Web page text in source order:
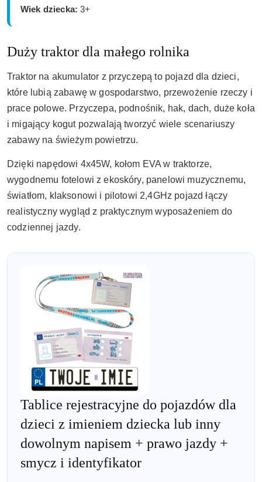
Wiek dziecka: 3+
Duży traktor dla małego rolnika
Traktor na akumulator z przyczepą to pojazd dla dzieci,
które lubią zabawę w gospodarstwo, przewożenie rzeczy i
prace polowe. Przyczepa, podnośnik, hak, dach, duże koła
i migający kogut pozwalają tworzyć wiele scenariuszy
zabawy na świeżym powietrzu.
Dzięki napędowi 4x45W, kołom EVA w traktorze,
wygodnemu fotelowi z ekoskóry, panelowi muzycznemu,
światłom, klaksonowi i pilotowi 2,4GHz pojazd łączy
realistyczny wygląd z praktycznym wyposażeniem do
codziennej jazdy.
Tablice rejestracyjne do pojazdów dla
dzieci z imieniem dziecka lub inny
dowolnym napisem + prawo jazdy +
smycz i identyfikator